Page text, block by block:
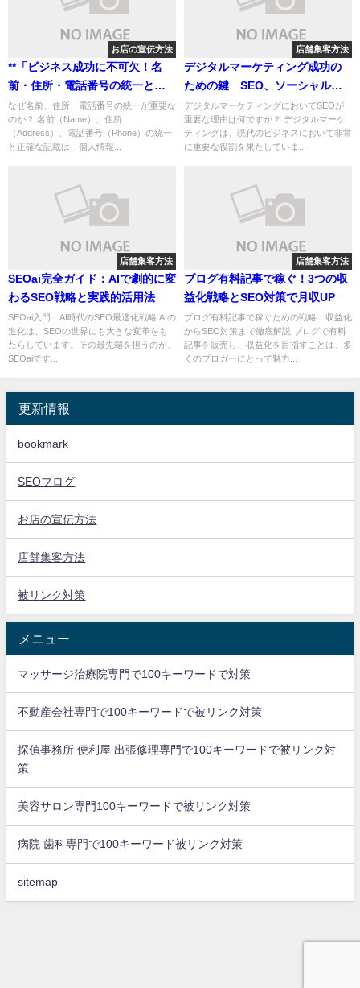
お店の宣伝方法
**「ビジネス成功に不可欠！名
前・住所・電話番号の統一と正
確管理ガイド」**
なぜ名前、住所、電話番号の統一が重要な
のか？ 名前（Name）、住所
（Address）、電話番号（Phone）の統一
と正確な記載は、個人情報...
店舗集客方法
デジタルマーケティング成功の
ための鍵 SEO、ソーシャルメ
ディア、コンテンツ、メール、
アナリティクスを活用した戦略
デジタルマーケティングにおいてSEOが
重要な理由は何ですか？ デジタルマーケ
ティングは、現代のビジネスにおいて非常
に重要な役割を果たしていま...
店舗集客方法
SEOai完全ガイド：AIで劇的に変
わるSEO戦略と実践的活用法
SEOai入門：AI時代のSEO最適化戦略 AIの
進化は、SEOの世界にも大きな変革をも
たらしています。その最先端を担うのが、
SEOaiです...
店舗集客方法
ブログ有料記事で稼ぐ！3つの収
益化戦略とSEO対策で月収UP
ブログ有料記事で稼ぐための戦略：収益化
からSEO対策まで徹底解説 ブログで有料
記事を販売し、収益化を目指すことは、多
くのブロガーにとって魅力...
更新情報
bookmark
SEOブログ
お店の宣伝方法
店舗集客方法
被リンク対策
メニュー
マッサージ治療院専門で100キーワードで対策
不動産会社専門で100キーワードで被リンク対策
探偵事務所 便利屋 出張修理専門で100キーワードで被リンク対
策
美容サロン専門100キーワードで被リンク対策
病院 歯科専門で100キーワード被リンク対策
sitemap